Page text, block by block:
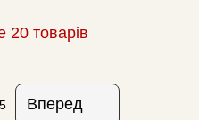
20 товарів
Вперед